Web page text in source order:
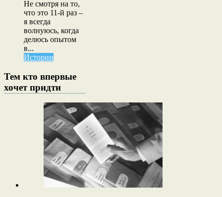
Не смотря на то,
что это 11-й раз –
я всегда
волнуюсь, когда
делюсь опытом
в...
Истории
Тем кто впервые
хочет придти